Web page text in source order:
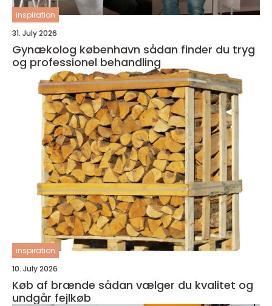
inspiration
31. July 2026
Gynækolog københavn sådan finder du tryg
og professionel behandling
inspiration
10. July 2026
Køb af brænde sådan vælger du kvalitet og
undgår fejlkøb